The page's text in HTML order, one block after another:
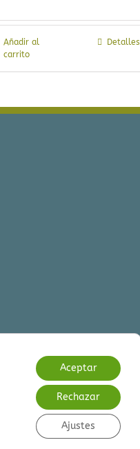
Añadir al
carrito
Detalles
Aceptar
Rechazar
Ajustes